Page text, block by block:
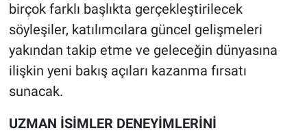
birçok farklı başlıkta gerçekleştirilecek
söyleşiler, katılımcılara güncel gelişmeleri
yakından takip etme ve geleceğin dünyasına
ilişkin yeni bakış açıları kazanma fırsatı
sunacak.
UZMAN İSİMLER DENEYİMLERİNİ